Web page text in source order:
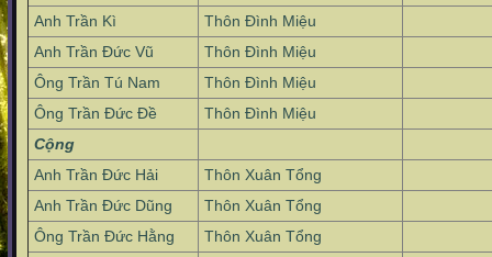
Anh Trần Kì
Thôn Đình Miệu
Anh Trần Đức Vũ
Thôn Đình Miệu
Ông Trần Tú Nam
Thôn Đình Miệu
Ông Trần Đức Đề
Thôn Đình Miệu
Cộng
Anh Trần Đức Hải
Thôn Xuân Tổng
Anh Trần Đức Dũng
Thôn Xuân Tổng
Ông Trần Đức Hằng
Thôn Xuân Tổng